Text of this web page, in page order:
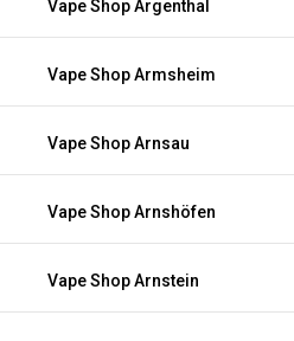
Vape Shop Argenthal
Vape Shop Armsheim
Vape Shop Arnsau
Vape Shop Arnshöfen
Vape Shop Arnstein